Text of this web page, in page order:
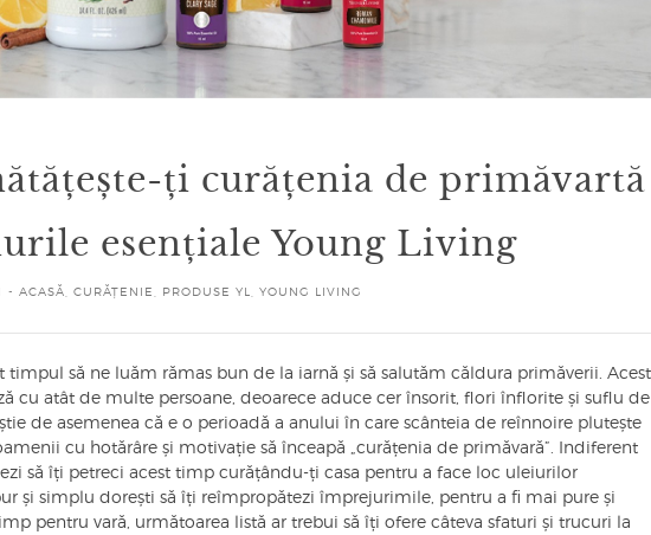
ți curățenia de primăvartă
esențiale Young Living
- ACASĂ CURĂȚENIE PRODUSE YL YOUNG LIVING
timpul să ne luăm rămas bun de la iarnă și să salutăm căldura primăverii. Acest
cu atât de multe persoane, deoarece aduce cer însorit, flori înflorite și suflu de
de asemenea că e o perioadă a anului în care scânteia de reînnoire plutește
cu hotărâre și motivație să înceapă „curățenia de primăvară”. Indiferent
să îți petreci acest timp curățându-ți casa pentru a face loc uleiurilor
și simplu dorești să îți reîmpropătezi împrejurimile, pentru a fi mai pure și
pentru vară, următoarea listă ar trebui să îți ofere câteva sfaturi și trucuri la